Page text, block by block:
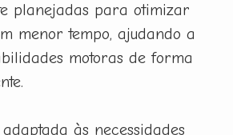
planejadas para otimizar
menor tempo, ajudando a
motoras de forma
às necessidades